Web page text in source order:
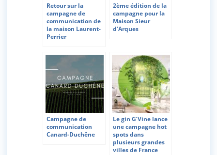
Retour sur la
campagne de
communication de
la maison Laurent-
Perrier
2ème édition de la
campagne pour la
Maison Sieur
d’Arques
Campagne de
communication
Canard-Duchêne
Le gin G’Vine lance
une campagne hot
spots dans
plusieurs grandes
villes de France